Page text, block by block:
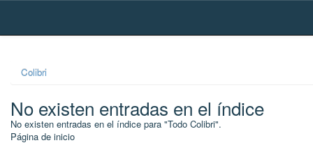
Skip
Colibri
No existen entradas en el índice
No existen entradas en el índice para "Todo Colibri".
Página de inicio